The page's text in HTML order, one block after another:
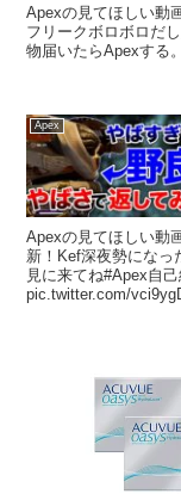
Apexの見てほしい動
フリークボロボロだ
物届いたらApexする
Apex
Apexの見てほしい動
新！Kef深夜勢になっ
見に来てね#Apex自
pic.twitter.com/